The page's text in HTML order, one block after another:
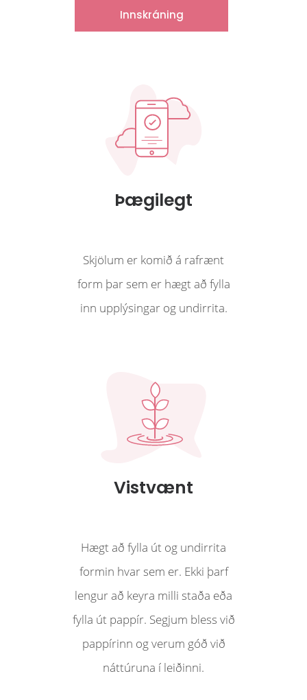
Signet
Innskráning
Þægilegt
Skjölum er komið á rafrænt
form þar sem er hægt að fylla
inn upplýsingar og undirrita.
Vistvænt
Hægt að fylla út og undirrita
formin hvar sem er. Ekki þarf
lengur að keyra milli staða eða
fylla út pappír. Segjum bless við
pappírinn og verum góð við
náttúruna í leiðinni.